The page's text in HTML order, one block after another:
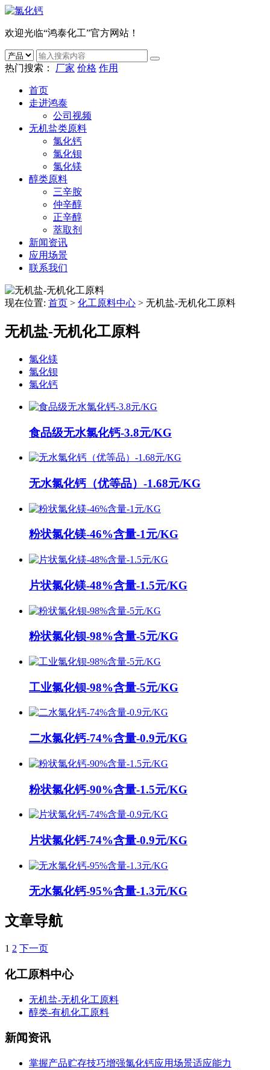
欢迎光临“鸿泰化工”官方网站！
热门搜索： 厂家 价格 作用
首页
走进鸿泰
公司视频
无机盐类原料
氯化钙
氯化钡
氯化镁
醇类原料
三辛胺
仲辛醇
正辛醇
萃取剂
新闻资讯
应用场景
联系我们
现在位置: 首页 > 化工原料中心 > 无机盐-无机化工原料
无机盐-无机化工原料
氯化镁
氯化钡
氯化钙
食品级无水氯化钙-3.8元/KG
无水氯化钙（优等品）-1.68元/KG
粉状氯化镁-46%含量-1元/KG
片状氯化镁-48%含量-1.5元/KG
粉状氯化钡-98%含量-5元/KG
工业氯化钡-98%含量-5元/KG
二水氯化钙-74%含量-0.9元/KG
粉状氯化钙-90%含量-1.5元/KG
片状氯化钙-74%含量-0.9元/KG
无水氯化钙-95%含量-1.3元/KG
文章导航
1 2 下一页
化工原料中心
无机盐-无机化工原料
醇类-有机化工原料
新闻资讯
掌握产品贮存技巧增强氯化钙应用场景适应能力